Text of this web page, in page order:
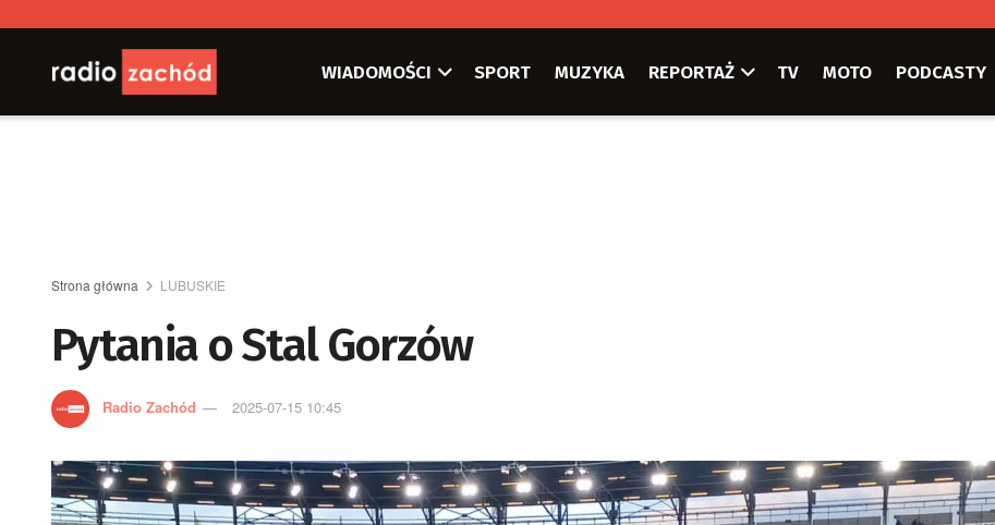
WIADOMOŚCI SPORT MUZYKA REPORTAŻ TV MOTO PODCASTY
Strona główna LUBUSKIE
Pytania o Stal Gorzów
Radio Zachód 2025-07-15 10:45